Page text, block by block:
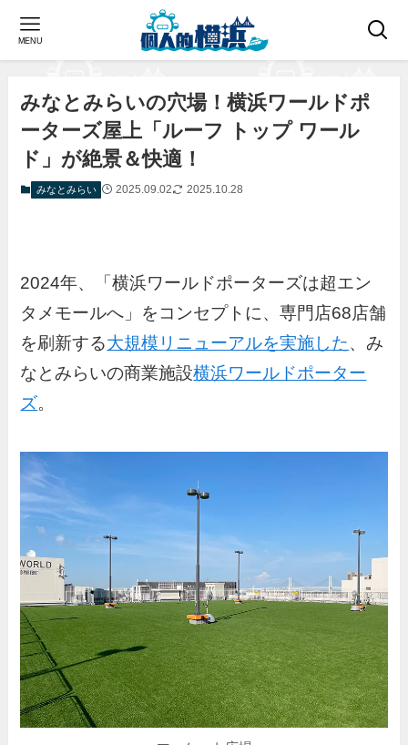
MENU
みなとみらいの穴場！横浜ワールドポ
ーターズ屋上「ルーフ トップ ワール
ド」が絶景＆快適！
みなとみらい 2025.09.02 2025.10.28
2024年、「横浜ワールドポーターズは超エン
タメモールへ」をコンセプトに、専門店68店舗
を刷新する大規模リニューアルを実施した、み
なとみらいの商業施設横浜ワールドポーター
ズ。